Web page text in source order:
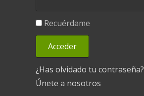
Recuérdame
¿Has olvidado tu contraseña?
Únete a nosotros